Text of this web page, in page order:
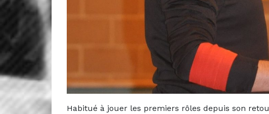
Habitué à jouer les premiers rôles depuis son